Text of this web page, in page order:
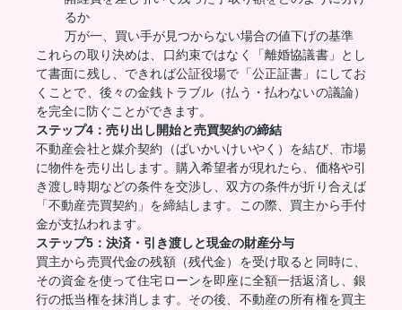
るか
万が一、買い手が見つからない場合の値下げの基準
これらの取り決めは、口約束ではなく「離婚協議書」とし
て書面に残し、できれば公証役場で「公正証書」にしてお
くことで、後々の金銭トラブル（払う・払わないの議論）
を完全に防ぐことができます。
ステップ4：売り出し開始と売買契約の締結
不動産会社と媒介契約（ばいかいけいやく）を結び、市場
に物件を売り出します。購入希望者が現れたら、価格や引
き渡し時期などの条件を交渉し、双方の条件が折り合えば
「不動産売買契約」を締結します。この際、買主から手付
金が支払われます。
ステップ5：決済・引き渡しと現金の財産分与
買主から売買代金の残額（残代金）を受け取ると同時に、
その資金を使って住宅ローンを即座に全額一括返済し、銀
行の抵当権を抹消します。その後、不動産の所有権を買主